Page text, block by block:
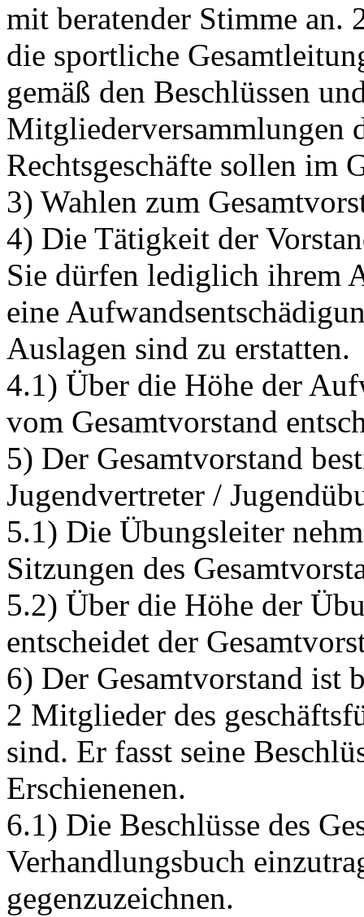
mit beratender Stimme an.
die sportliche
gemäß den Beschlüssen
Mitgliederversammlungen
Rechtsgeschäfte sollen im
3) Wahlen zum
4) Die Tätigkeit der
Sie dürfen lediglich ihrem
eine
Auslagen sind zu erstatten.
4.1) Über die Höhe der
vom Gesamtvorstand
5) Der Gesamtvorstand
Jugendvertreter /
5.1) Die Übungsleiter
Sitzungen des
5.2) Über die Höhe der
entscheidet der
6) Der Gesamtvorstand ist
2 Mitglieder des
sind. Er fasst seine
Erschienenen.
6.1) Die Beschlüsse des
Verhandlungsbuch
gegenzuzeichnen.